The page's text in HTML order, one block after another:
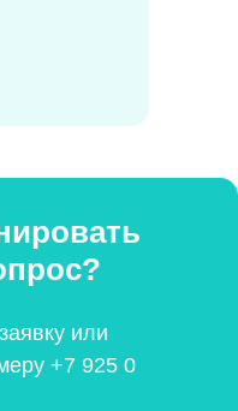
или
+7 925 0